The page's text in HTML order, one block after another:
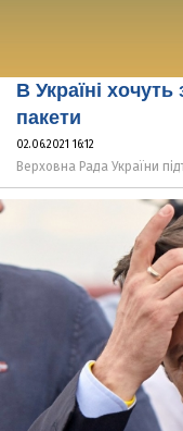
В Україні
пакети
02.06.2021 16:12
Верховна Рада України